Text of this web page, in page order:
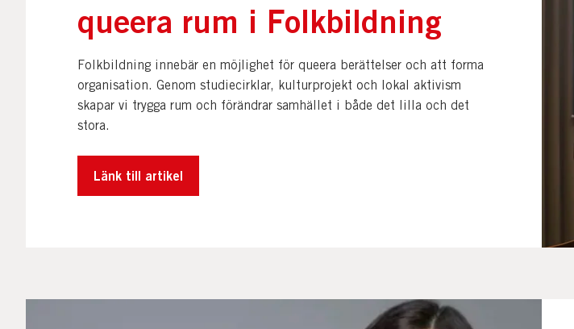
queera rum i Folkbildning
Folkbildning innebär en möjlighet för queera berättelser och att forma
organisation. Genom studiecirklar, kulturprojekt och lokal aktivism
skapar vi trygga rum och förändrar samhället i både det lilla och det
stora.
Länk till artikel